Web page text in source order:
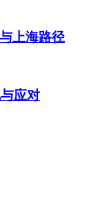
上海路径
应对